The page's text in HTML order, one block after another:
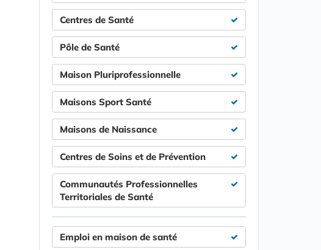
Centres de Santé
Pôle de Santé
Maison Pluriprofessionnelle
Maisons Sport Santé
Maisons de Naissance
Centres de Soins et de Prévention
Communautés Professionnelles
Territoriales de Santé
Emploi en maison de santé